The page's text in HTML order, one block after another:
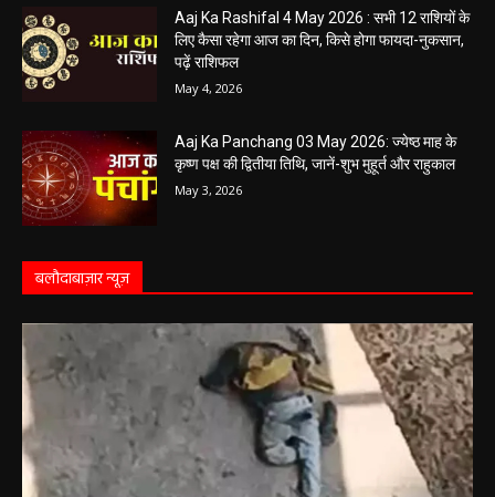
Aaj Ka Rashifal 4 May 2026 : सभी 12 राशियों के
लिए कैसा रहेगा आज का दिन, किसे होगा फायदा-नुकसान,
पढ़ें राशिफल
May 4, 2026
Aaj Ka Panchang 03 May 2026: ज्येष्ठ माह के
कृष्ण पक्ष की द्वितीया तिथि, जानें-शुभ मुहूर्त और राहुकाल
May 3, 2026
बलौदाबाज़ार न्यूज़